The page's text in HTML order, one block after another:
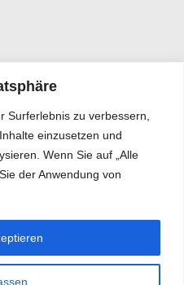
Surferlebnis zu verbessern,
einzusetzen und
Wenn Sie auf „Alle
der Anwendung von